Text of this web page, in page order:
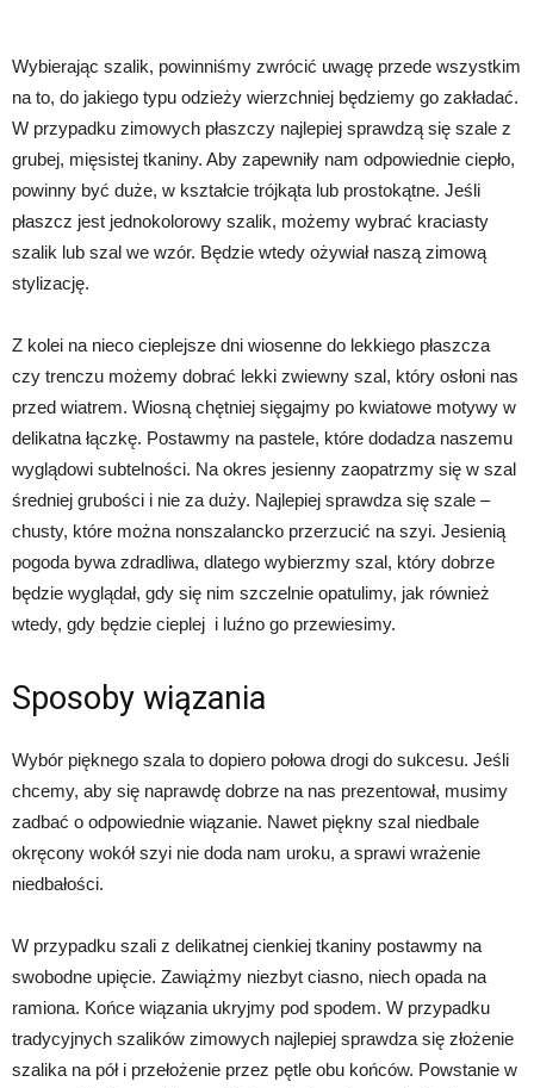
Wybierając szalik, powinniśmy zwrócić uwagę przede wszystkim
na to, do jakiego typu odzieży wierzchniej będziemy go zakładać.
W przypadku zimowych płaszczy najlepiej sprawdzą się szale z
grubej, mięsistej tkaniny. Aby zapewniły nam odpowiednie ciepło,
powinny być duże, w kształcie trójkąta lub prostokątne. Jeśli
płaszcz jest jednokolorowy szalik, możemy wybrać kraciasty
szalik lub szal we wzór. Będzie wtedy ożywiał naszą zimową
stylizację.
Z kolei na nieco cieplejsze dni wiosenne do lekkiego płaszcza
czy trenczu możemy dobrać lekki zwiewny szal, który osłoni nas
przed wiatrem. Wiosną chętniej sięgajmy po kwiatowe motywy w
delikatna łączkę. Postawmy na pastele, które dodadza naszemu
wyglądowi subtelności. Na okres jesienny zaopatrzmy się w szal
średniej grubości i nie za duży. Najlepiej sprawdza się szale –
chusty, które można nonszalancko przerzucić na szyi. Jesienią
pogoda bywa zdradliwa, dlatego wybierzmy szal, który dobrze
będzie wyglądał, gdy się nim szczelnie opatulimy, jak również
wtedy, gdy będzie cieplej i luźno go przewiesimy.
Sposoby wiązania
Wybór pięknego szala to dopiero połowa drogi do sukcesu. Jeśli
chcemy, aby się naprawdę dobrze na nas prezentował, musimy
zadbać o odpowiednie wiązanie. Nawet piękny szal niedbale
okręcony wokół szyi nie doda nam uroku, a sprawi wrażenie
niedbałości.
W przypadku szali z delikatnej cienkiej tkaniny postawmy na
swobodne upięcie. Zawiążmy niezbyt ciasno, niech opada na
ramiona. Końce wiązania ukryjmy pod spodem. W przypadku
tradycyjnych szalików zimowych najlepiej sprawdza się złożenie
szalika na pół i przełożenie przez pętle obu końców. Powstanie w